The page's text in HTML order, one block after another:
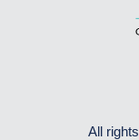
All